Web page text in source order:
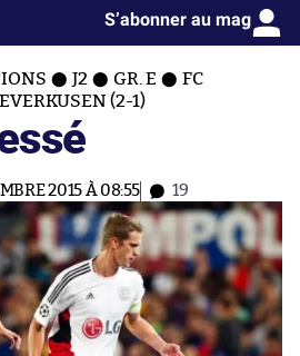
S’abonner au mag
J2 GR. E
FC
(2-1)
2015 À 08:55 19